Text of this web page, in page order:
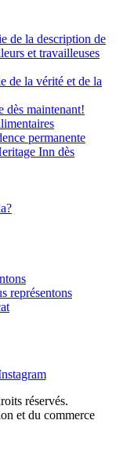
de la description de
et travailleuses
de la vérité et de la
dès maintenant!
permanente
Inn dès
représentons
réservés.
et du commerce